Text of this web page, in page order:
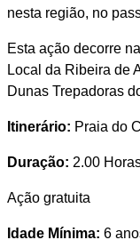
nesta região, no
Esta ação decorre
Local da Ribeira de
Dunas Trepadoras
Itinerário: Praia do
Duração: 2.00
Ação gratuita
Idade Mínima: 6